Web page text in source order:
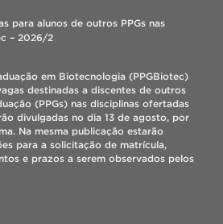
que o período para solicitação de
line acontece de 08 a 09/08/2026,
“Aluno – Cadastros – Correção de
de correção, o aluno poderá fazer
e/ou exclusão de disciplinas),
dependerá da existência de […]
para alunos de outros PPGs nas
– 2026/2
em Biotecnologia (PPGBiotec)
destinadas a discentes de outros
(PPGs) nas disciplinas ofertadas
divulgadas no dia 13 de agosto, por
Na mesma publicação estarão
para a solicitação de matrícula,
e prazos a serem observados pelos